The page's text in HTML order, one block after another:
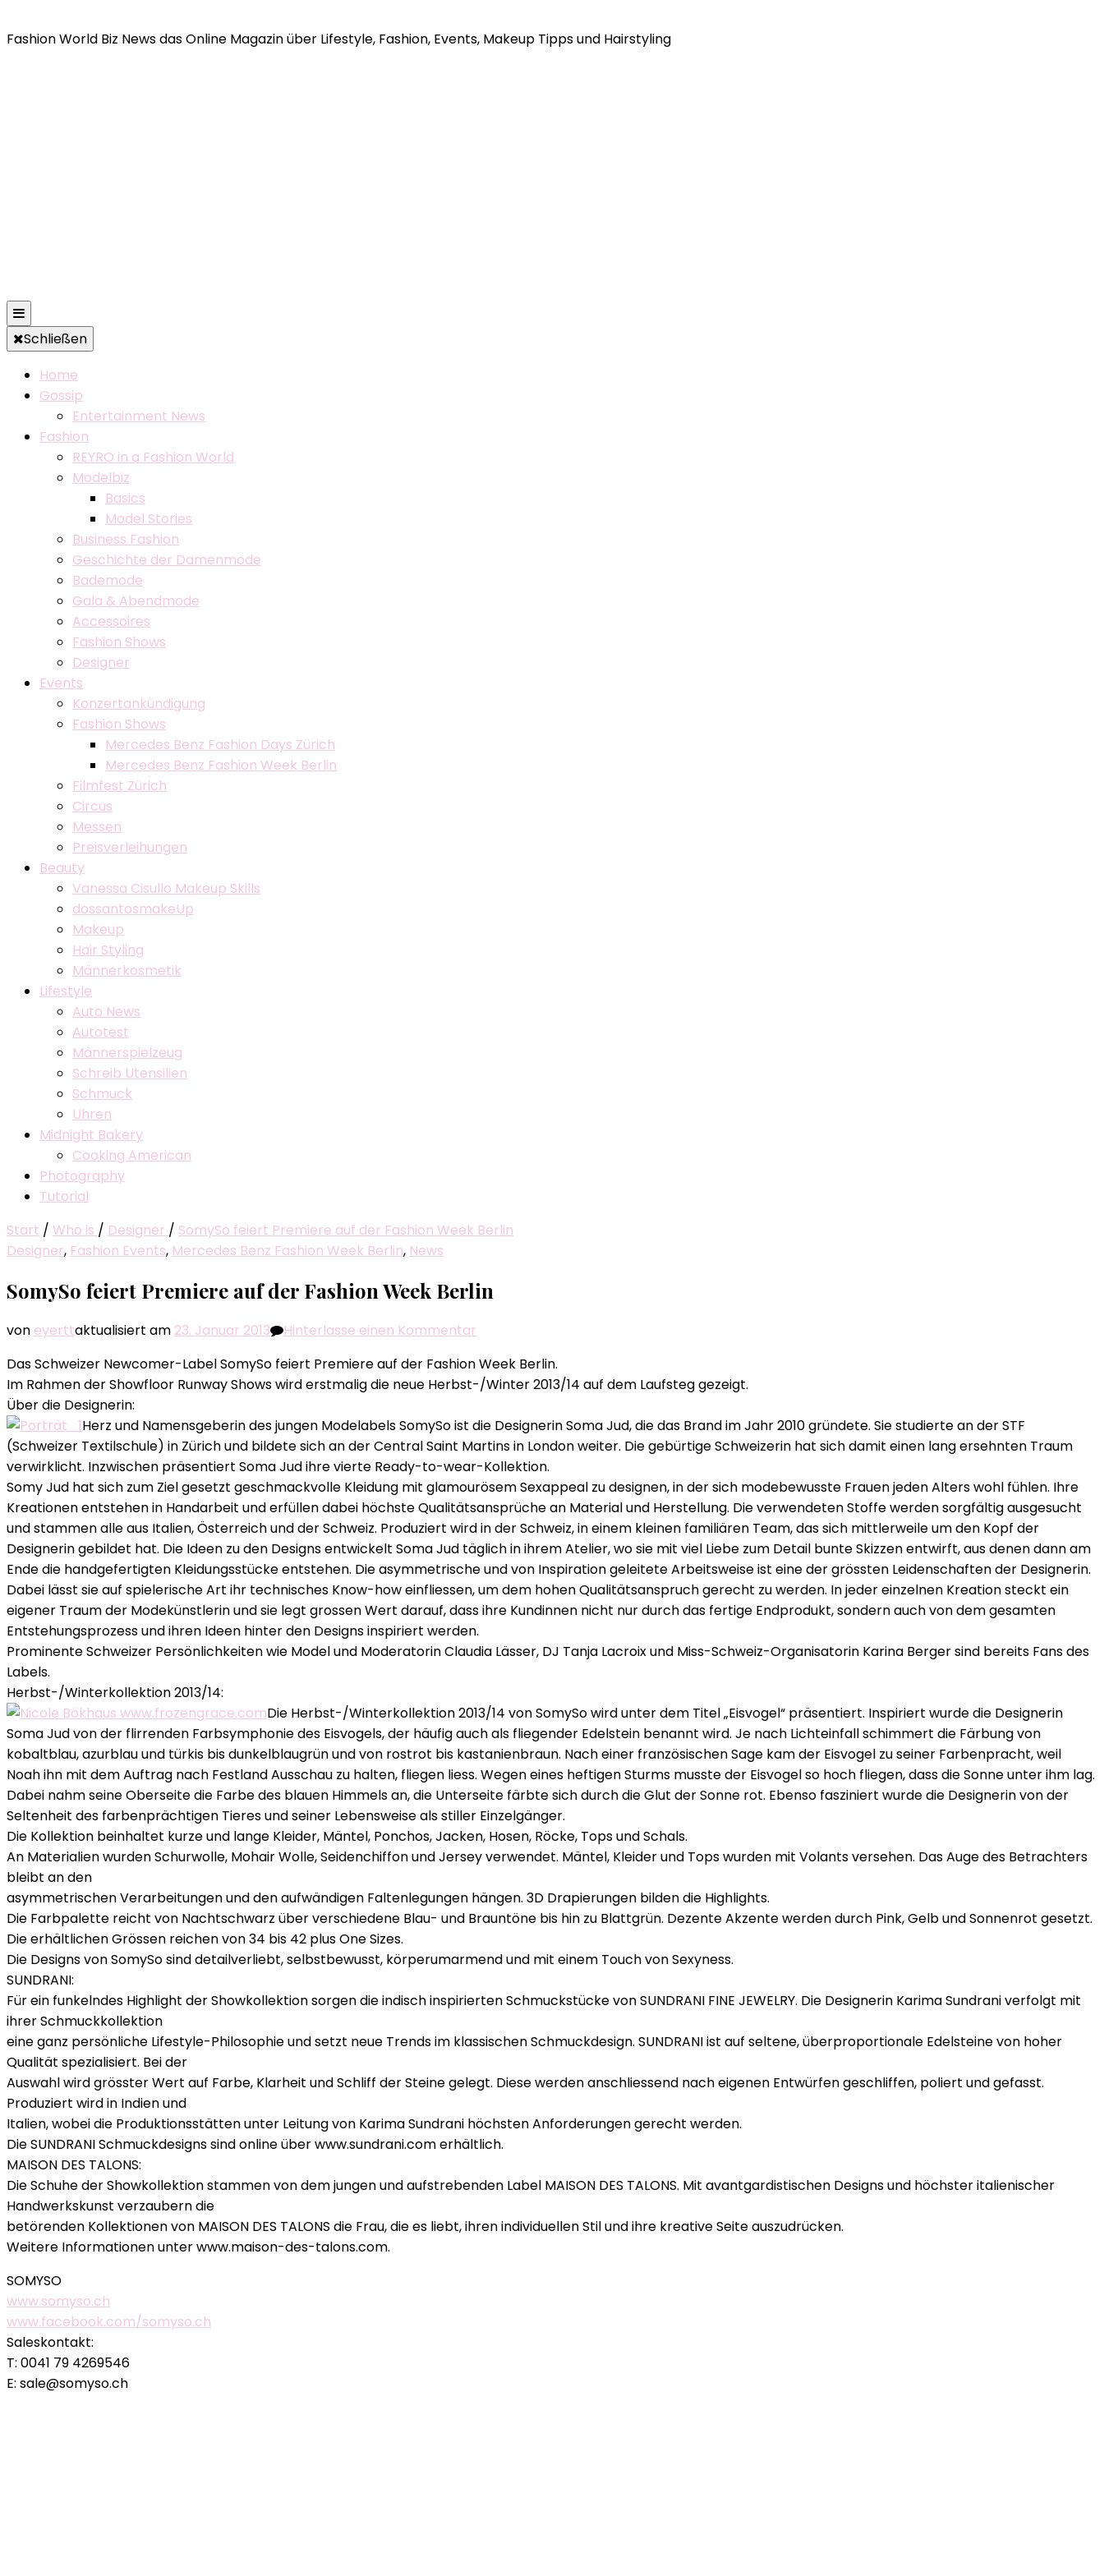
Fashion World Biz News das Online Magazin über Lifestyle, Fashion, Events, Makeup Tipps und Hairstyling
Schließen
Home
Gossip
Entertainment News
Fashion
REYRO in a Fashion World
Modelbiz
Basics
Model Stories
Business Fashion
Geschichte der Damenmode
Bademode
Gala & Abendmode
Accessoires
Fashion Shows
Designer
Events
Konzertankündigung
Fashion Shows
Mercedes Benz Fashion Days Zürich
Mercedes Benz Fashion Week Berlin
Filmfest Zürich
Circus
Messen
Preisverleihungen
Beauty
Vanessa Cisullo Makeup Skills
dossantosmakeUp
Makeup
Hair Styling
Männerkosmetik
Lifestyle
Auto News
Autotest
Männerspielzeug
Schreib Utensilien
Schmuck
Uhren
Midnight Bakery
Cooking American
Photography
Tutorial
Start / Who is / Designer / SomySo feiert Premiere auf der Fashion Week Berlin
Designer, Fashion Events, Mercedes Benz Fashion Week Berlin, News
SomySo feiert Premiere auf der Fashion Week Berlin
von eyerttaktualisiert am 23. Januar 2013 Hinterlasse einen Kommentar
feiert
Premiere
der
Fashion
Week
Berlin
Das Schweizer Newcomer-Label SomySo feiert Premiere auf der Fashion Week Berlin.
Im Rahmen der Showfloor Runway Shows wird erstmalig die neue Herbst-/Winter 2013/14 auf dem Laufsteg gezeigt.
Über die Designerin:
Herz und Namensgeberin des jungen Modelabels SomySo ist die Designerin Soma Jud, die das Brand im Jahr 2010 gründete. Sie studierte an der STF
(Schweizer Textilschule) in Zürich und bildete sich an der Central Saint Martins in London weiter. Die gebürtige Schweizerin hat sich damit einen lang ersehnten Traum
verwirklicht. Inzwischen präsentiert Soma Jud ihre vierte Ready-to-wear-Kollektion.
Somy Jud hat sich zum Ziel gesetzt geschmackvolle Kleidung mit glamourösem Sexappeal zu designen, in der sich modebewusste Frauen jeden Alters wohl fühlen. Ihre
Kreationen entstehen in Handarbeit und erfüllen dabei höchste Qualitätsansprüche an Material und Herstellung. Die verwendeten Stoffe werden sorgfältig ausgesucht
und stammen alle aus Italien, Österreich und der Schweiz. Produziert wird in der Schweiz, in einem kleinen familiären Team, das sich mittlerweile um den Kopf der
Designerin gebildet hat. Die Ideen zu den Designs entwickelt Soma Jud täglich in ihrem Atelier, wo sie mit viel Liebe zum Detail bunte Skizzen entwirft, aus denen dann am
Ende die handgefertigten Kleidungsstücke entstehen. Die asymmetrische und von Inspiration geleitete Arbeitsweise ist eine der grössten Leidenschaften der Designerin.
Dabei lässt sie auf spielerische Art ihr technisches Know-how einfliessen, um dem hohen Qualitätsanspruch gerecht zu werden. In jeder einzelnen Kreation steckt ein
eigener Traum der Modekünstlerin und sie legt grossen Wert darauf, dass ihre Kundinnen nicht nur durch das fertige Endprodukt, sondern auch von dem gesamten
Entstehungsprozess und ihren Ideen hinter den Designs inspiriert werden.
Prominente Schweizer Persönlichkeiten wie Model und Moderatorin Claudia Lässer, DJ Tanja Lacroix und Miss-Schweiz-Organisatorin Karina Berger sind bereits Fans des
Labels.
Herbst-/Winterkollektion 2013/14:
Die Herbst-/Winterkollektion 2013/14 von SomySo wird unter dem Titel „Eisvogel“ präsentiert. Inspiriert wurde die Designerin
Soma Jud von der flirrenden Farbsymphonie des Eisvogels, der häufig auch als fliegender Edelstein benannt wird. Je nach Lichteinfall schimmert die Färbung von
kobaltblau, azurblau und türkis bis dunkelblaugrün und von rostrot bis kastanienbraun. Nach einer französischen Sage kam der Eisvogel zu seiner Farbenpracht, weil
Noah ihn mit dem Auftrag nach Festland Ausschau zu halten, fliegen liess. Wegen eines heftigen Sturms musste der Eisvogel so hoch fliegen, dass die Sonne unter ihm lag.
Dabei nahm seine Oberseite die Farbe des blauen Himmels an, die Unterseite färbte sich durch die Glut der Sonne rot. Ebenso fasziniert wurde die Designerin von der
Seltenheit des farbenprächtigen Tieres und seiner Lebensweise als stiller Einzelgänger.
Die Kollektion beinhaltet kurze und lange Kleider, Mäntel, Ponchos, Jacken, Hosen, Röcke, Tops und Schals.
An Materialien wurden Schurwolle, Mohair Wolle, Seidenchiffon und Jersey verwendet. Mäntel, Kleider und Tops wurden mit Volants versehen. Das Auge des Betrachters
bleibt an den
asymmetrischen Verarbeitungen und den aufwändigen Faltenlegungen hängen. 3D Drapierungen bilden die Highlights.
Die Farbpalette reicht von Nachtschwarz über verschiedene Blau- und Brauntöne bis hin zu Blattgrün. Dezente Akzente werden durch Pink, Gelb und Sonnenrot gesetzt.
Die erhältlichen Grössen reichen von 34 bis 42 plus One Sizes.
Die Designs von SomySo sind detailverliebt, selbstbewusst, körperumarmend und mit einem Touch von Sexyness.
SUNDRANI:
Für ein funkelndes Highlight der Showkollektion sorgen die indisch inspirierten Schmuckstücke von SUNDRANI FINE JEWELRY. Die Designerin Karima Sundrani verfolgt mit
ihrer Schmuckkollektion
eine ganz persönliche Lifestyle-Philosophie und setzt neue Trends im klassischen Schmuckdesign. SUNDRANI ist auf seltene, überproportionale Edelsteine von hoher
Qualität spezialisiert. Bei der
Auswahl wird grösster Wert auf Farbe, Klarheit und Schliff der Steine gelegt. Diese werden anschliessend nach eigenen Entwürfen geschliffen, poliert und gefasst.
Produziert wird in Indien und
Italien, wobei die Produktionsstätten unter Leitung von Karima Sundrani höchsten Anforderungen gerecht werden.
Die SUNDRANI Schmuckdesigns sind online über www.sundrani.com erhältlich.
MAISON DES TALONS:
Die Schuhe der Showkollektion stammen von dem jungen und aufstrebenden Label MAISON DES TALONS. Mit avantgardistischen Designs und höchster italienischer
Handwerkskunst verzaubern die
betörenden Kollektionen von MAISON DES TALONS die Frau, die es liebt, ihren individuellen Stil und ihre kreative Seite auszudrücken.
Weitere Informationen unter www.maison-des-talons.com.
SOMYSO
www.somyso.ch
www.facebook.com/somyso.ch
Saleskontakt:
T: 0041 79 4269546
E: sale@somyso.ch